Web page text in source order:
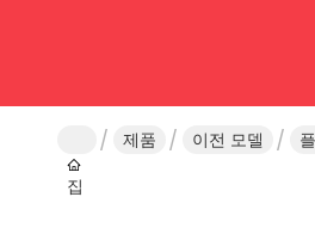
집
제품 이전 모델